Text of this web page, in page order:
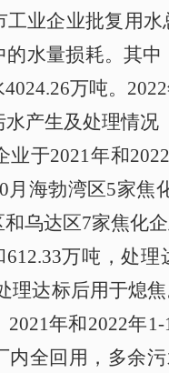
工业企业批复用
水量损耗。其中
万吨。
水产生及处理情况
业于2021年和
月海勃湾区5家
乌达区7家焦化
万吨，处理
理达标后用于熄焦
年和2022年
全回用，多余